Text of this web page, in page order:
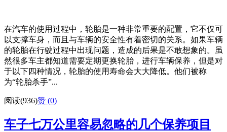
在汽车的使用过程中，轮胎是一种非常重要的配置，它不仅可
以支撑车身，而且与车辆的安全性有着密切的关系。如果车辆
的轮胎在行驶过程中出现问题，造成的后果是不敢想象的。虽
然很多车主都知道需要定期更换轮胎，进行车辆保养，但是对
于以下四种情况，轮胎的使用寿命会大大降低。他们被称
为“轮胎杀手”...
阅读(936)赞 (0)
车子七万公里容易忽略的几个保养项目